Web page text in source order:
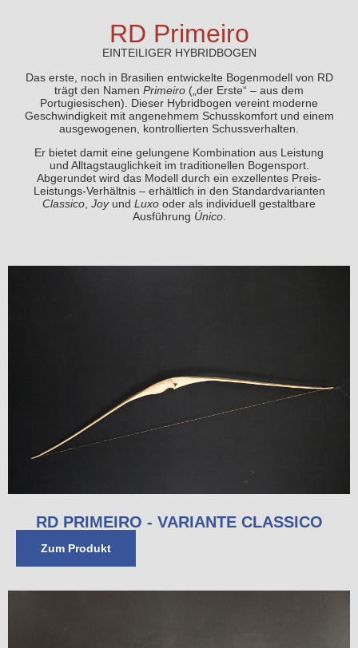
RD Primeiro
EINTEILIGER HYBRIDBOGEN
Das erste, noch in Brasilien entwickelte Bogenmodell von RD
trägt den Namen Primeiro („der Erste“ – aus dem
Portugiesischen). Dieser Hybridbogen vereint moderne
Geschwindigkeit mit angenehmem Schusskomfort und einem
ausgewogenen, kontrollierten Schussverhalten.
Er bietet damit eine gelungene Kombination aus Leistung
und Alltagstauglichkeit im traditionellen Bogensport.
Abgerundet wird das Modell durch ein exzellentes Preis-
Leistungs-Verhältnis – erhältlich in den Standardvarianten
Classico Joyund Luxo oder als individuell gestaltbare
Ausführung Único.
RD PRIMEIRO - VARIANTE CLASSICO
Zum Produkt